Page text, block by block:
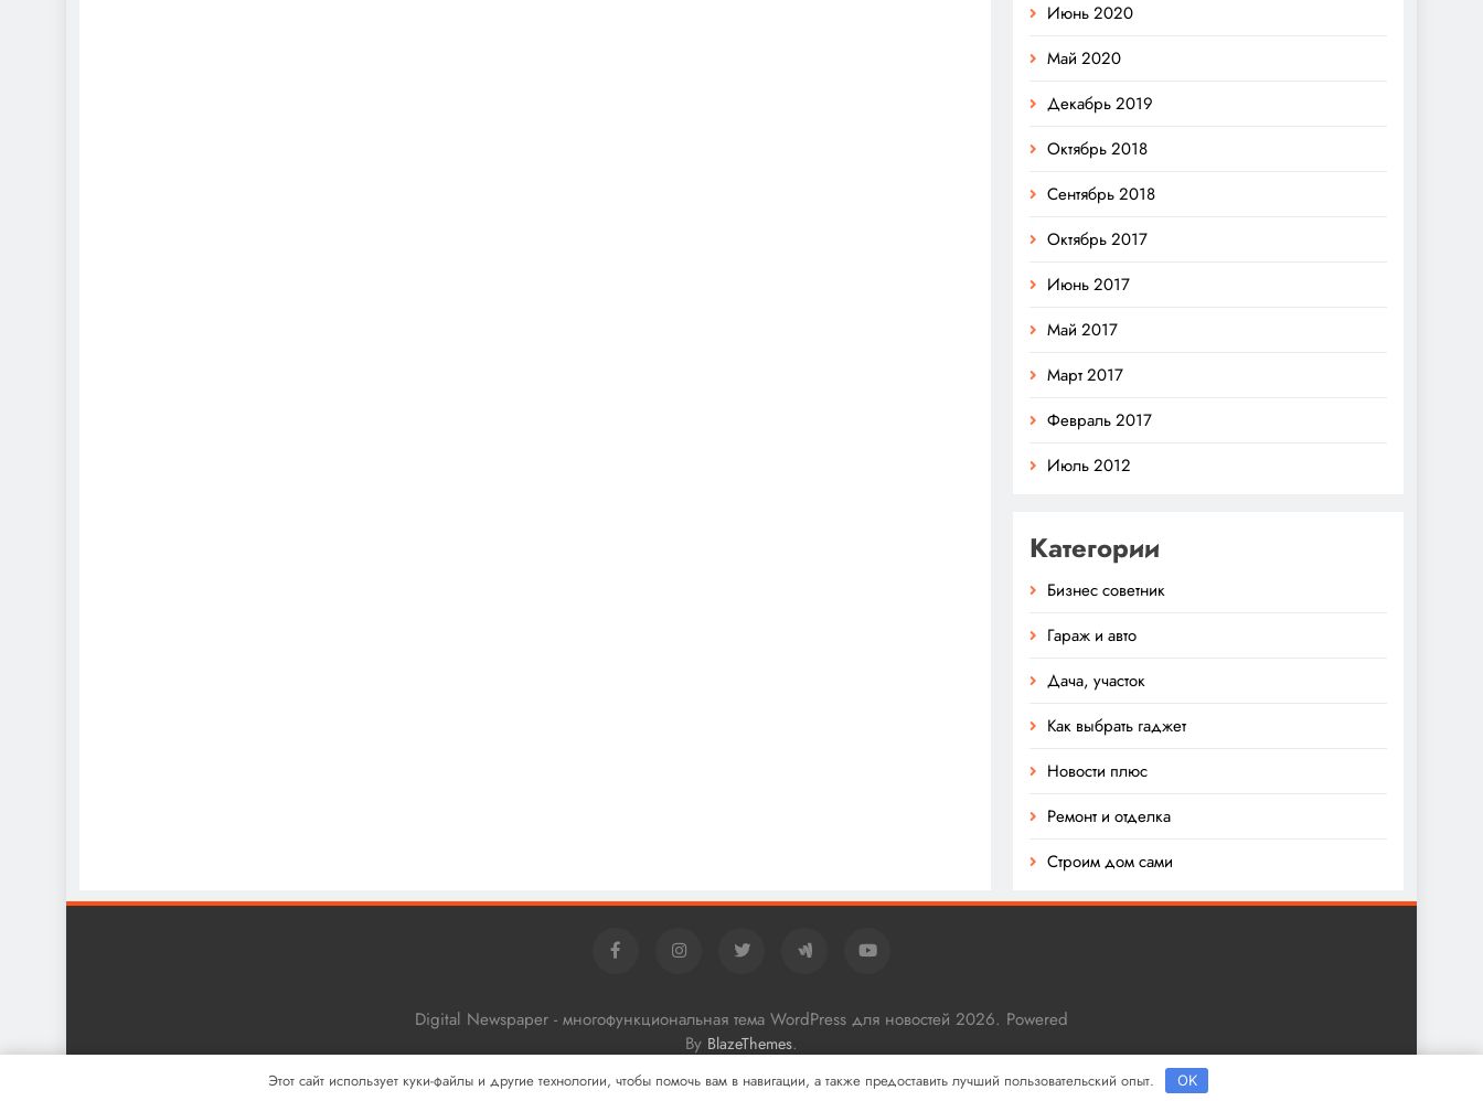
Июнь 2020
Май 2020
Декабрь 2019
Октябрь 2018
Сентябрь 2018
Октябрь 2017
Июнь 2017
Май 2017
Март 2017
Февраль 2017
Июль 2012
Категории
Бизнес советник
Гараж и авто
Дача, участок
Как выбрать гаджет
Новости плюс
Ремонт и отделка
Строим дом сами
Digital Newspaper - многофункциональная тема WordPress для новостей 2026. Powered
By BlazeThemes.
Этот сайт использует куки-файлы и другие технологии, чтобы помочь вам в навигации, а также предоставить лучший пользовательский опыт. OK